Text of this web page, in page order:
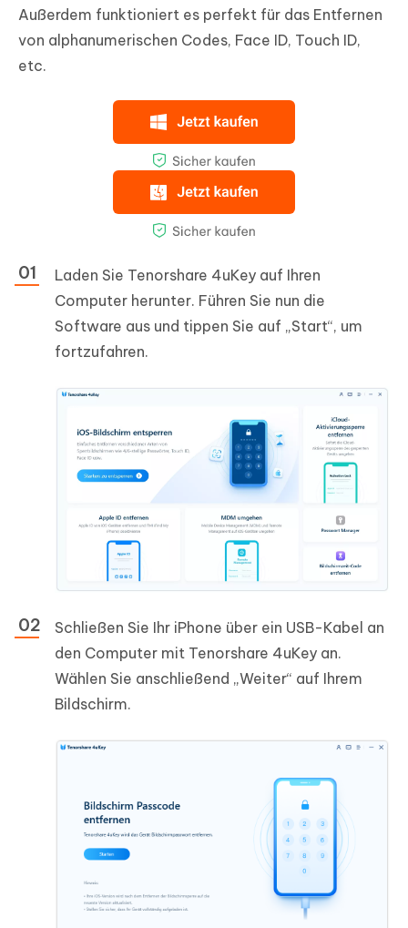
Außerdem funktioniert es perfekt für das Entfernen
von alphanumerischen Codes, Face ID, Touch ID,
etc.
Laden Sie Tenorshare 4uKey auf Ihren
Computer herunter. Führen Sie nun die
Software aus und tippen Sie auf „Start“, um
fortzufahren.
Schließen Sie Ihr iPhone über ein USB-Kabel an
den Computer mit Tenorshare 4uKey an.
Wählen Sie anschließend „Weiter“ auf Ihrem
Bildschirm.